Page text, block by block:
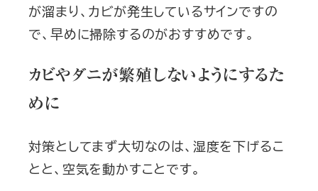
が溜まり、カビが発生しているサインですの
で、早めに掃除するのがおすすめです。
カビやダニが繁殖しないようにするた
めに
対策としてまず大切なのは、湿度を下げるこ
とと、空気を動かすことです。